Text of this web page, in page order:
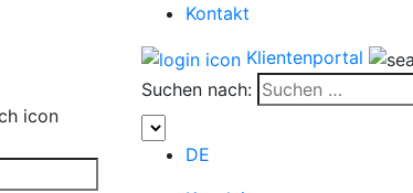
Kontakt
Klientenportal
Suchen nach:
DE